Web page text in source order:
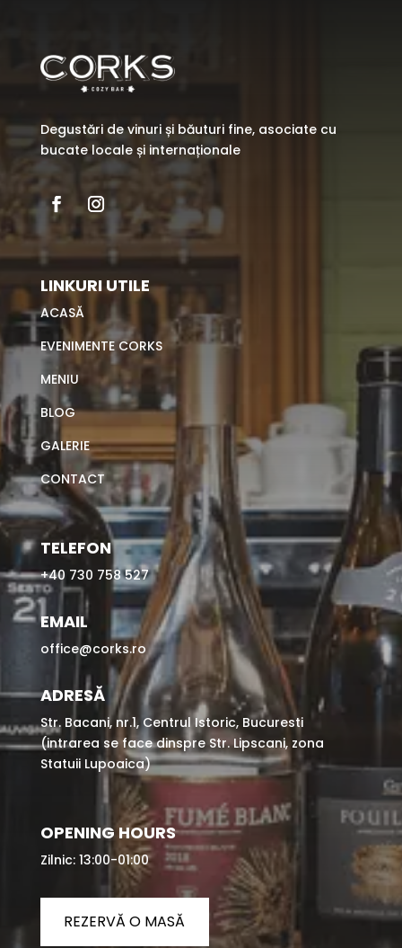
Degustări de vinuri și băuturi fine, asociate cu
bucate locale și internaționale
LINKURI UTILE
ACASĂ
EVENIMENTE CORKS
MENIU
BLOG
GALERIE
CONTACT
TELEFON
+40 730 758 527
EMAIL
office@corks.ro
ADRESĂ
Str. Bacani, nr.1, Centrul Istoric, Bucuresti
(intrarea se face dinspre Str. Lipscani, zona
Statuii Lupoaica)
OPENING HOURS
Zilnic: 13:00-01:00
REZERVĂ O MASĂ